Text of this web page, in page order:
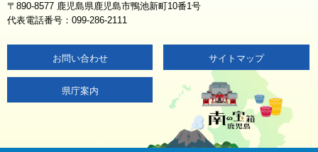
〒890-8577 鹿児島県鹿児島市鴨池新町10番1号
代表電話番号：099-286-2111
お問い合わせ サイトマップ
県庁案内